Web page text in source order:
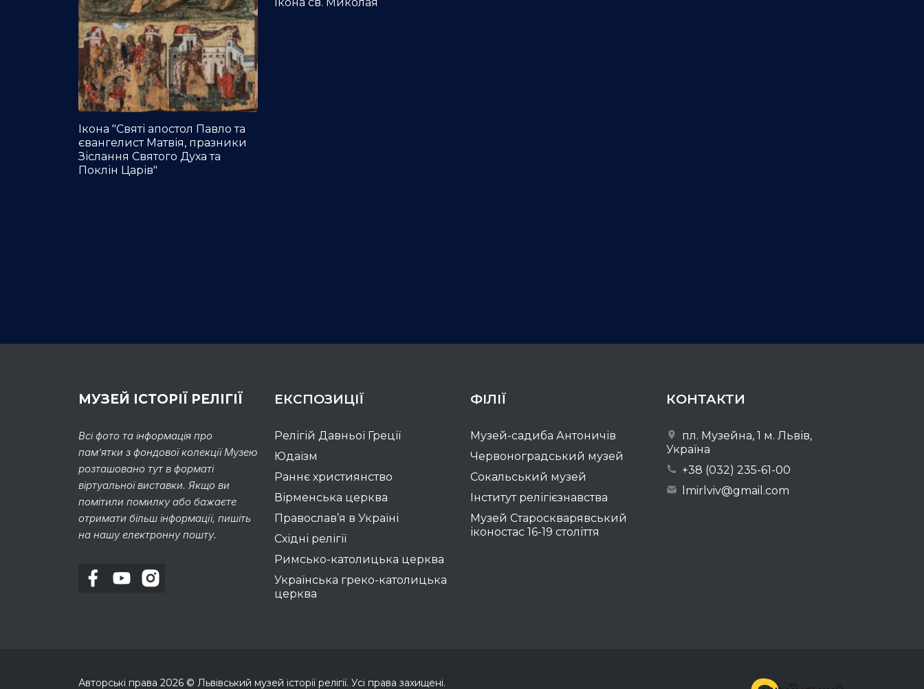
Ікона "Святі апостол Павло та
євангелист Матвія, празники
Зіслання Святого Духа та
Поклін Царів"
МУЗЕЙ ІСТОРІЇ РЕЛІГІЇ
Всі фото та інформація про
пам’ятки з фондової колекції Музею
розташовано тут в форматі
віртуальної виставки. Якщо ви
помітили помилку або бажаєте
отримати більш інформації, пишіть
на нашу електронну пошту.
ЕКСПОЗИЦІЇ
Релігій Давньої Греції
Юдаїзм
Раннє християнство
Вірменська церква
Православ’я в Україні
Східні релігії
Римсько-католицька церква
Українська греко-католицька
церква
ФІЛІЇ
Музей-садиба Антоничів
Червоноградський музей
Сокальський музей
Інститут релігієзнавства
Музей Староскварявський
іконостас 16-19 cтоліття
КОНТАКТИ
пл. Музейна, 1 м. Львів,
Україна
+38 (032) 235-61-00
lmirlviv@gmail.com
Авторські права 2026 © Львівський музей історії релігії. Усі права захищені.